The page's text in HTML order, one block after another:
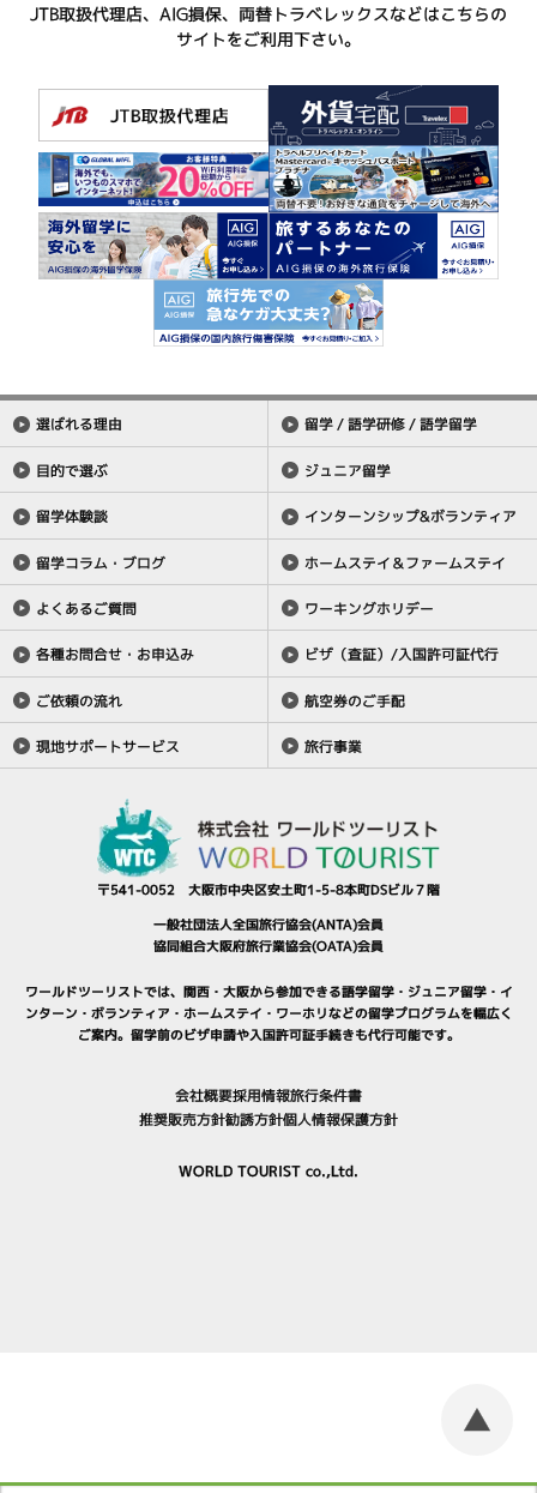
JTB取扱代理店、AIG損保、両替トラベレックスなどはこちらの
サイトをご利用下さい。
〒541-0052 大阪市中央区安土町1-5-8本町DSビル７階
一般社団法人全国旅行協会(ANTA)会員
協同組合大阪府旅行業協会(OATA)会員
ワールドツーリストでは、関西・大阪から参加できる語学留学・ ジュニア留学・ イ
ンターン・ボランティア ・ ホームステイ ・ ワーホリなどの留学プログラムを幅広く
ご案内。 留学前のビザ申請や入国許可証手続きも代行可能です。
選ばれる理由
目的で選ぶ
留学体験談
留学コラム・ブログ
よくあるご質問
各種お問合せ・お申込み
ご依頼の流れ
現地サポートサービス
留学 / 語学研修 / 語学留学
ジュニア留学
インターンシップ&ボランティア
ホームステイ＆ファームステイ
ワーキングホリデー
ビザ（査証）/入国許可証代行
航空券のご手配
旅行事業
会社概要採用情報旅行条件書
推奨販売方針勧誘方針個人情報保護方針
WORLD TOURIST co.,Ltd.
▲